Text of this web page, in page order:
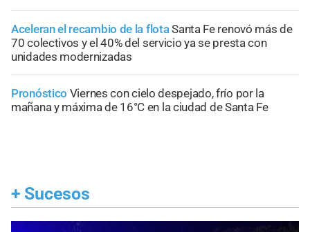
Aceleran el recambio de la flotaSanta Fe renovó más de
70 colectivos y el 40% del servicio ya se presta con
unidades modernizadas
Pronóstico Viernes con cielo despejado, frío por la
mañana y máxima de 16°C en la ciudad de Santa Fe
+ Sucesos